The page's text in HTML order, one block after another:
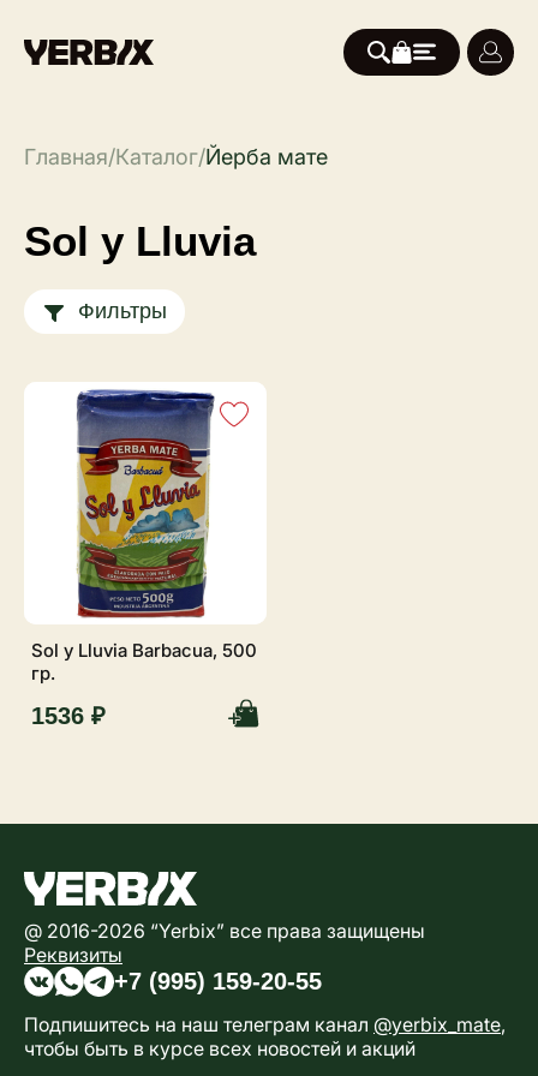
Главная/Каталог/Йерба мате
Sol y Lluvia
Фильтры
Sol y Lluvia Barbacua, 500
гр.
1536 ₽
@ 2016-2026 “Yerbix” все права защищены
Реквизиты
+7 (995) 159-20-55
Подпишитесь на наш телеграм канал @yerbix_mate,
чтобы быть в курсе всех новостей и акций